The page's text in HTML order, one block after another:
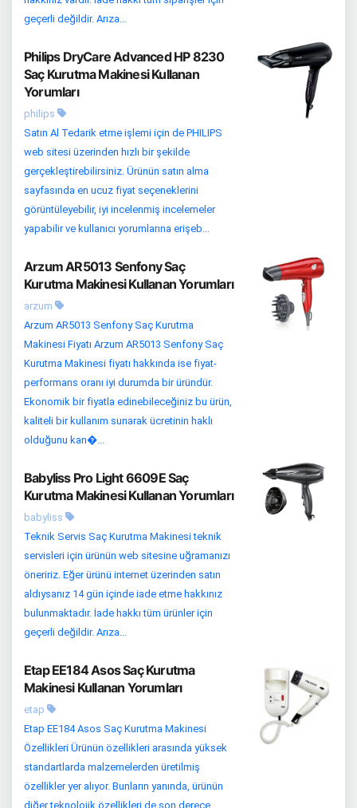
geçerli değildir. Arıza...
Philips DryCare Advanced HP 8230
Saç Kurutma Makinesi Kullanan
Yorumları
philips
Satın Al Tedarik etme işlemi için de PHILIPS
web sitesi üzerinden hızlı bir şekilde
gerçekleştirebilirsiniz. Ürünün satın alma
sayfasında en ucuz fiyat seçeneklerini
görüntüleyebilir, iyi incelenmiş incelemeler
yapabilir ve kullanıcı yorumlarına erişeb...
Arzum AR5013 Senfony Saç
Kurutma Makinesi Kullanan Yorumları
arzum
Arzum AR5013 Senfony Saç Kurutma
Makinesi Fiyatı Arzum AR5013 Senfony Saç
Kurutma Makinesi fiyatı hakkında ise fiyat-
performans oranı iyi durumda bir üründür.
Ekonomik bir fiyatla edinebileceğiniz bu ürün,
kaliteli bir kullanım sunarak ücretinin haklı
olduğunu kan�...
Babyliss Pro Light 6609E Saç
Kurutma Makinesi Kullanan Yorumları
babyliss
Teknik Servis Saç Kurutma Makinesi teknik
servisleri için ürünün web sitesine uğramanızı
öneririz. Eğer ürünü internet üzerinden satın
aldıysanız 14 gün içinde iade etme hakkınız
bulunmaktadır. İade hakkı tüm ürünler için
geçerli değildir. Arıza...
Etap EE184 Asos Saç Kurutma
Makinesi Kullanan Yorumları
etap
Etap EE184 Asos Saç Kurutma Makinesi
Özellikleri Ürünün özellikleri arasında yüksek
standartlarda malzemelerden üretilmiş
özellikler yer alıyor. Bunların yanında, ürünün
diğer teknolojik özellikleri de son derece